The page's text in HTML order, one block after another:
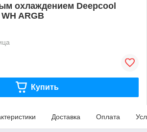
охлаждением Deepcool
ARGB
Купить
Доставка Оплата